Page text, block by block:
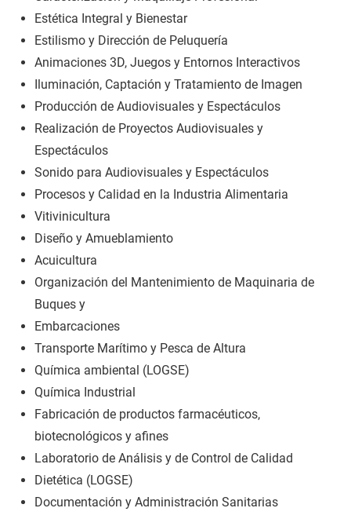
Estética Integral y Bienestar
Estilismo y Dirección de Peluquería
Animaciones 3D, Juegos y Entornos Interactivos
Iluminación, Captación y Tratamiento de Imagen
Producción de Audiovisuales y Espectáculos
Realización de Proyectos Audiovisuales y
Espectáculos
Sonido para Audiovisuales y Espectáculos
Procesos y Calidad en la Industria Alimentaria
Vitivinicultura
Diseño y Amueblamiento
Acuicultura
Organización del Mantenimiento de Maquinaria de
Buques y
Embarcaciones
Transporte Marítimo y Pesca de Altura
Química ambiental (LOGSE)
Química Industrial
Fabricación de productos farmacéuticos,
biotecnológicos y afines
Laboratorio de Análisis y de Control de Calidad
Dietética (LOGSE)
Documentación y Administración Sanitarias